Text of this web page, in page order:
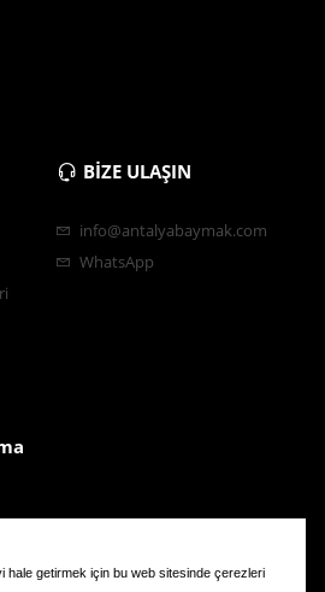
hale getirmek için bu web sitesinde çerezleri
BİZE ULAŞIN
info@antalyabaymak.com
WhatsApp